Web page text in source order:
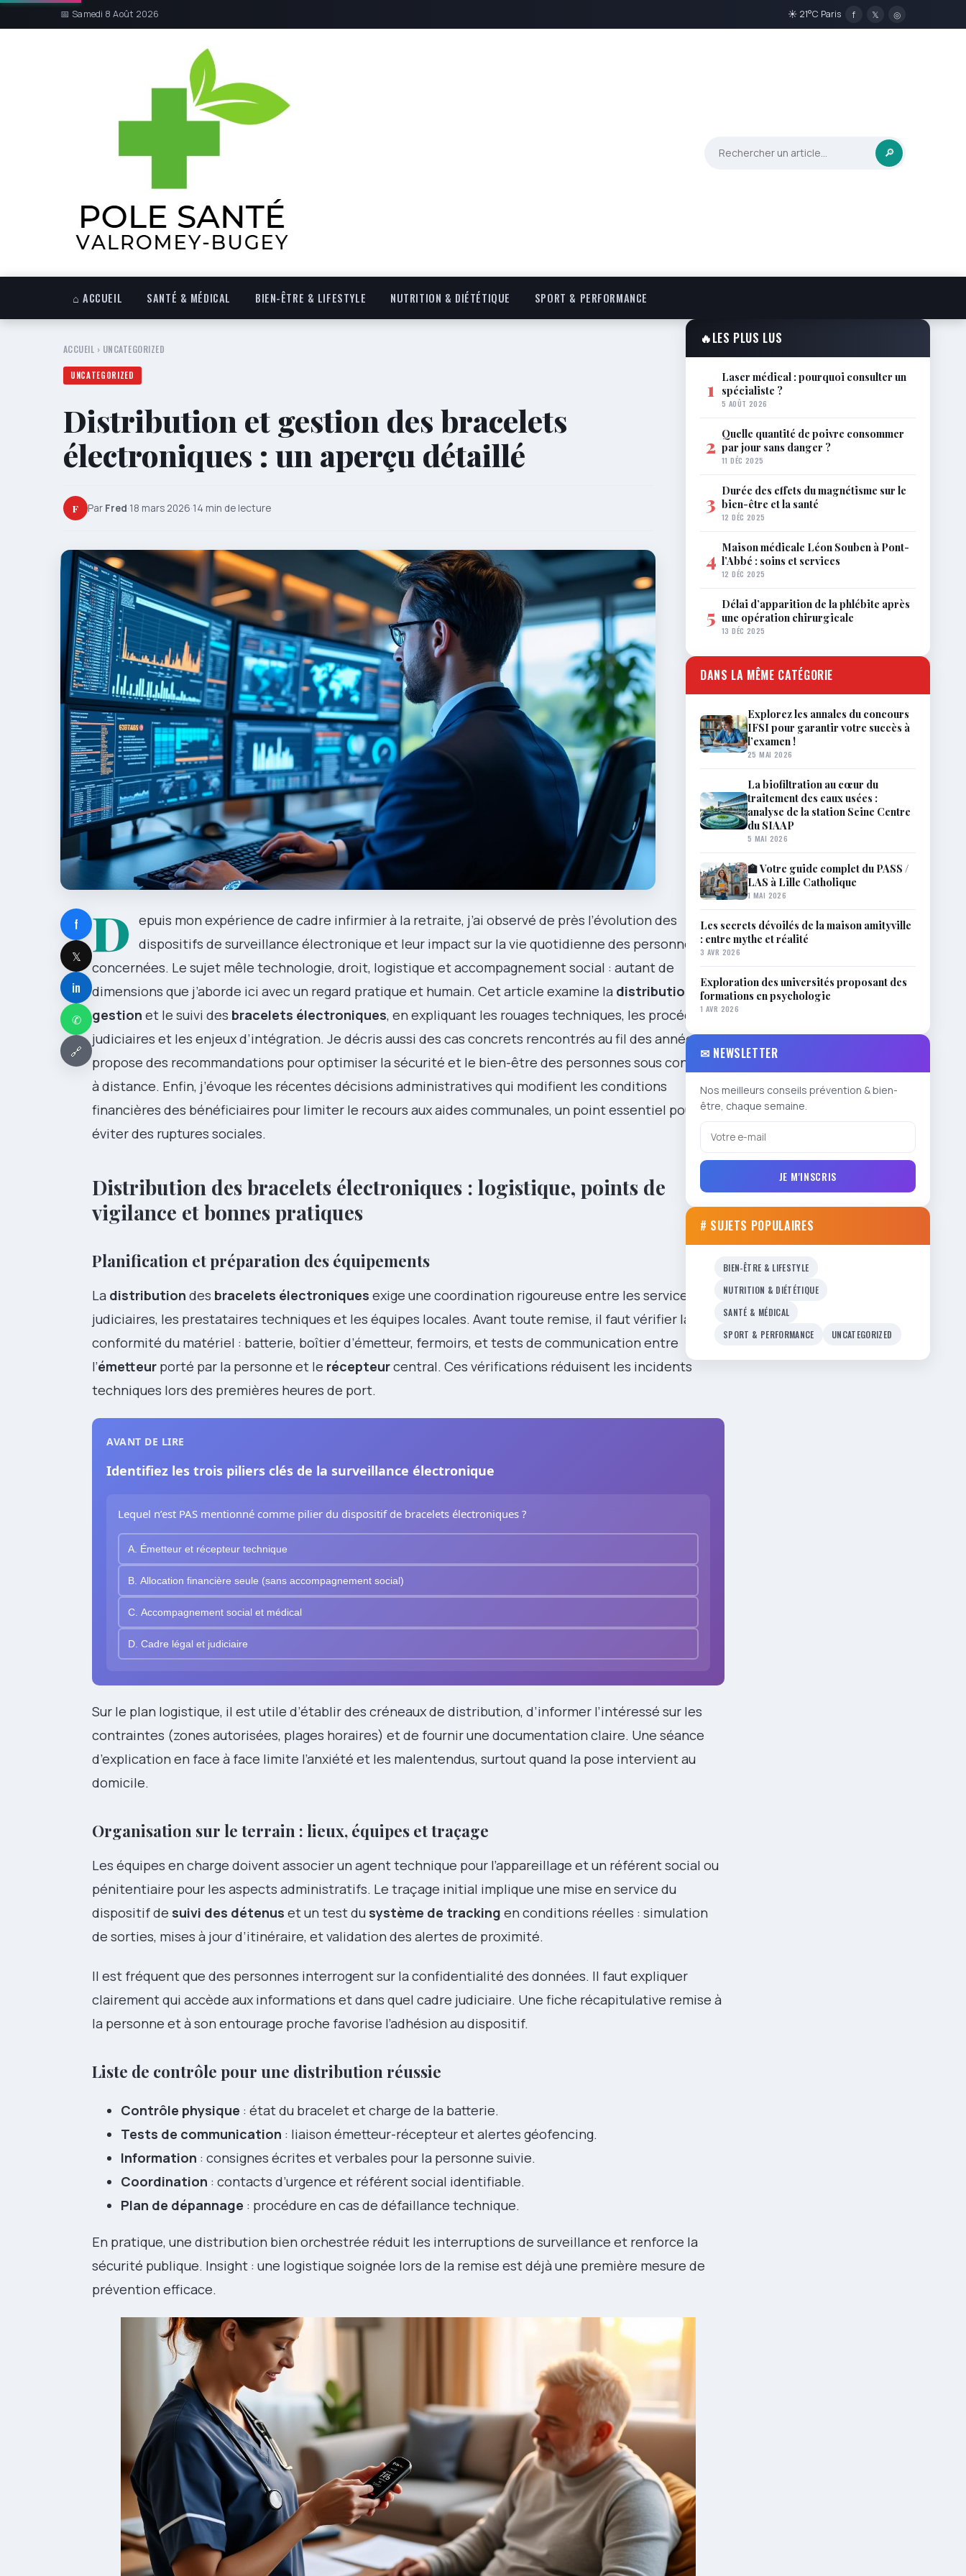
📅 Samedi 8 Août 2026 ☀ 21°C Paris f 𝕏 ◎
🔎
⌂ ACCUEIL SANTÉ & MÉDICAL BIEN-ÊTRE & LIFESTYLE NUTRITION & DIÉTÉTIQUE SPORT & PERFORMANCE
ACCUEIL › UNCATEGORIZED
UNCATEGORIZED
Distribution et gestion des bracelets
électroniques : un aperçu détaillé
F Par Fred·18 mars 2026·14 min de lecture
f
𝕏
in
✆
🔗
D epuis mon expérience de cadre infirmier à la retraite, j’ai observé de près l’évolution des
dispositifs de surveillance électronique et leur impact sur la vie quotidienne des personnes
concernées. Le sujet mêle technologie, droit, logistique et accompagnement social : autant de
dimensions que j’aborde ici avec un regard pratique et humain. Cet article examine la distribution
, la
gestion et le suivi des bracelets électroniques, en expliquant les rouages techniques, les procédures
judiciaires et les enjeux d’intégration. Je décris aussi des cas concrets rencontrés au fil des années et
propose des recommandations pour optimiser la sécurité et le bien-être des personnes sous contrôle
à distance. Enfin, j’évoque les récentes décisions administratives qui modifient les conditions
financières des bénéficiaires pour limiter le recours aux aides communales, un point essentiel pour
éviter des ruptures sociales.
Distribution des bracelets électroniques : logistique, points de
vigilance et bonnes pratiques
Planification et préparation des équipements
La distribution des bracelets électroniques exige une coordination rigoureuse entre les services
judiciaires, les prestataires techniques et les équipes locales. Avant toute remise, il faut vérifier la
conformité du matériel : batterie, boîtier d’émetteur, fermoirs, et tests de communication entre
l’émetteur porté par la personne et le récepteurcentral. Ces vérifications réduisent les incidents
techniques lors des premières heures de port.
AVANT DE LIRE
Identifiez les trois piliers clés de la surveillance électronique
Lequel n’est PAS mentionné comme pilier du dispositif de bracelets électroniques ?
A. Émetteur et récepteur technique
B. Allocation financière seule (sans accompagnement social)
C. Accompagnement social et médical
D. Cadre légal et judiciaire
Sur le plan logistique, il est utile d’établir des créneaux de distribution, d’informer l’intéressé sur les
contraintes (zones autorisées, plages horaires) et de fournir une documentation claire. Une séance
d’explication en face à face limite l’anxiété et les malentendus, surtout quand la pose intervient au
domicile.
Organisation sur le terrain : lieux, équipes et traçage
Les équipes en charge doivent associer un agent technique pour l’appareillage et un référent social ou
pénitentiaire pour les aspects administratifs. Le traçage initial implique une mise en service du
dispositif de suivi des détenus et un test du système de tracking en conditions réelles : simulation
de sorties, mises à jour d’itinéraire, et validation des alertes de proximité.
Il est fréquent que des personnes interrogent sur la confidentialité des données. Il faut expliquer
clairement qui accède aux informations et dans quel cadre judiciaire. Une fiche récapitulative remise à
la personne et à son entourage proche favorise l’adhésion au dispositif.
Liste de contrôle pour une distribution réussie
Contrôle physique : état du bracelet et charge de la batterie.
Tests de communication : liaison émetteur-récepteur et alertes géofencing.
Information : consignes écrites et verbales pour la personne suivie.
Coordination : contacts d’urgence et référent social identifiable.
Plan de dépannage : procédure en cas de défaillance technique.
En pratique, une distribution bien orchestrée réduit les interruptions de surveillance et renforce la
sécurité publique. Insight : une logistique soignée lors de la remise est déjà une première mesure de
prévention efficace.
🔥LES PLUS LUS
1 Laser médical : pourquoi consulter un
spécialiste ?
5 AOÛT 2026
2 Quelle quantité de poivre consommer
par jour sans danger ?
11 DÉC 2025
3 Durée des effets du magnétisme sur le
bien-être et la santé
12 DÉC 2025
4 Maison médicale Léon Souben à Pont-
l’Abbé : soins et services
12 DÉC 2025
5 Délai d’apparition de la phlébite après
une opération chirurgicale
13 DÉC 2025
DANS LA MÊME CATÉGORIE
Explorez les annales du concours
IFSI pour garantir votre succès à
l’examen !
25 MAI 2026
La biofiltration au cœur du
traitement des eaux usées :
analyse de la station Seine Centre
du SIAAP
5 MAI 2026
🏫 Votre guide complet du PASS /
LAS à Lille Catholique
1 MAI 2026
Les secrets dévoilés de la maison amityville
: entre mythe et réalité
3 AVR 2026
Exploration des universités proposant des
formations en psychologie
1 AVR 2026
✉ NEWSLETTER
Nos meilleurs conseils prévention & bien-
être, chaque semaine.
JE M'INSCRIS
# SUJETS POPULAIRES
BIEN-ÊTRE & LIFESTYLE
NUTRITION & DIÉTÉTIQUE
SANTÉ & MÉDICAL
SPORT & PERFORMANCE
UNCATEGORIZED